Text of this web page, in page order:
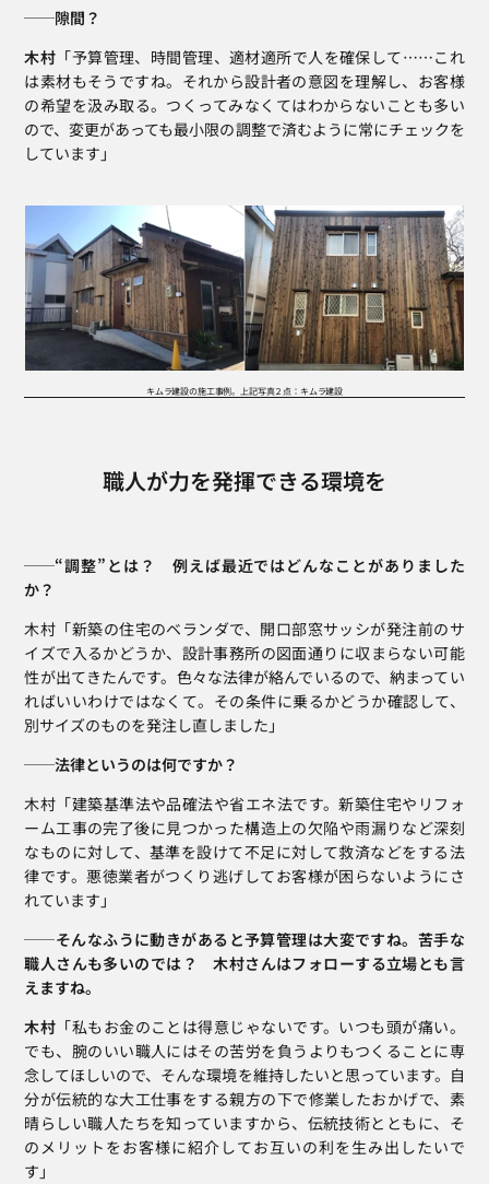
──隙間？
木村 「予算管理、時間管理、適材適所で人を確保して……これ
は素材もそうですね。それから設計者の意図を理解し、お客様
の希望を汲み取る。つくってみなくてはわからないことも多い
ので、変更があっても最小限の調整で済むように常にチェックを
しています」
キムラ建設の施工事例。上記写真２点：キムラ建設
職人が力を発揮できる環境を
──“調整”とは？　例えば最近ではどんなことがありました
か？
木村「新築の住宅のベランダで、開口部窓サッシが発注前のサ
イズで入るかどうか、設計事務所の図面通りに収まらない可能
性が出てきたんです。色々な法律が絡んでいるので、納まってい
ればいいわけではなくて。その条件に乗るかどうか確認して、
別サイズのものを発注し直しました」
──法律というのは何ですか？
木村「建築基準法や品確法や省エネ法です。新築住宅やリフォ
ーム工事の完了後に見つかった構造上の欠陥や雨漏りなど深刻
なものに対して、基準を設けて不足に対して救済などをする法
律です。悪徳業者がつくり逃げしてお客様が困らないようにさ
れています」
──そんなふうに動きがあると予算管理は大変ですね。苦手な
職人さんも多いのでは？　木村さんはフォローする立場とも言
えますね。
木村 「私もお金のことは得意じゃないです。いつも頭が痛い。
でも、腕のいい職人にはその苦労を負うよりもつくることに専
念してほしいので、そんな環境を維持したいと思っています。自
分が伝統的な大工仕事をする親方の下で修業したおかげで、素
晴らしい職人たちを知っていますから、伝統技術とともに、そ
のメリットをお客様に紹介してお互いの利を生み出したいで
す」